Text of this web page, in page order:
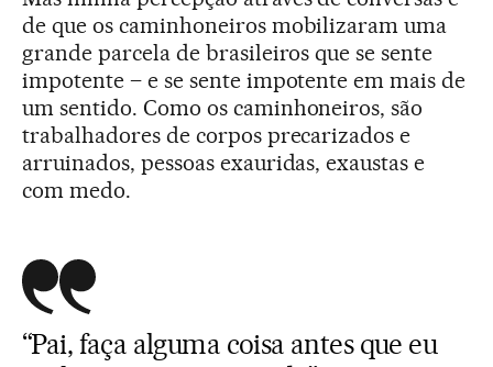
de que os caminhoneiros mobilizaram uma
grande parcela de brasileiros que se sente
impotente – e se sente impotente em mais de
um sentido. Como os caminhoneiros, são
trabalhadores de corpos precarizados e
arruinados, pessoas exauridas, exaustas e
com medo.
“Pai, faça alguma coisa antes que eu